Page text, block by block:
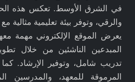
في الشرق الأوسط. تعكس هذه
والرقي، وتوفر بيئة تعليمية مثالية
يعرض الموقع الإلكتروني مهمة
المبدعين الناشئين من خلال
تدريب شامل، وتوفير الإرشاد. كما
المرموقة للمعهد، والمدرسين